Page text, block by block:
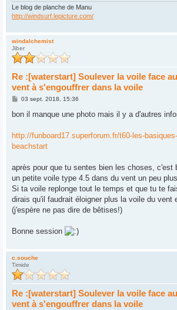
Le blog de planche de Manu
http://windsurf.lepicture.com/
windalchemist
Jiber
Re :[waterstart] Soulever la voile face
vent à s'engouffrer dans la voile
M
s
g
e
03 sept. 2018, 15:36
bon il manque une photo mais il y a d'autres
http://funboard17.superforum.fr/t60-les-
beachstart
après pour que tu sentes bien les choses, c'est
un petite voile type 4.5 dans du vent un peu
Si ta voile replonge tout le temps et que tu te
dirais qu'il faudrait éloigner plus la voile du vent
(j'espère ne pas dire de bêtises!)
Bonne session
c.souche
Timide
Re :[waterstart] Soulever la voile face
vent à s'engouffrer dans la voile